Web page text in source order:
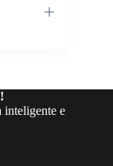
inteligente e